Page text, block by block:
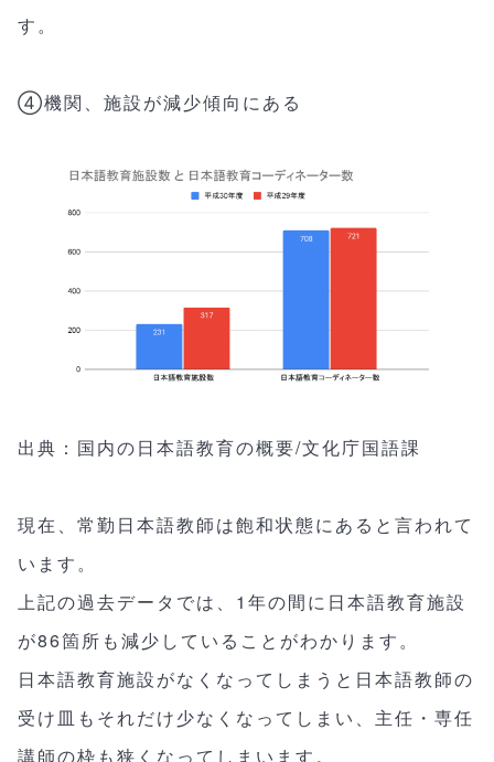
す。
④機関、施設が減少傾向にある
出典：国内の日本語教育の概要/文化庁国語課
現在、常勤日本語教師は飽和状態にあると言われて
います。
上記の過去データでは、1年の間に日本語教育施設
が86箇所も減少していることがわかります。
日本語教育施設がなくなってしまうと日本語教師の
受け皿もそれだけ少なくなってしまい、主任・専任
講師の枠も狭くなってしまいます。